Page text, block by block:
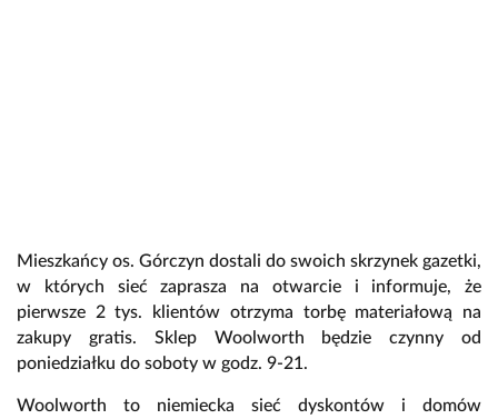
Mieszkańcy os. Górczyn dostali do swoich skrzynek gazetki,
w których sieć zaprasza na otwarcie i informuje, że
pierwsze 2 tys. klientów otrzyma torbę materiałową na
zakupy gratis. Sklep Woolworth będzie czynny od
poniedziałku do soboty w godz. 9-21.
Woolworth to niemiecka sieć dyskontów i domów